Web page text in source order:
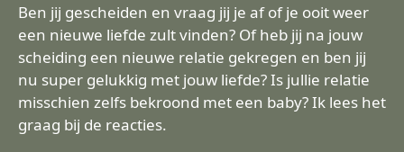
Ben jij gescheiden en vraag jij je af of je ooit weer
een nieuwe liefde zult vinden? Of heb jij na jouw
scheiding een nieuwe relatie gekregen en ben jij
nu super gelukkig met jouw liefde? Is jullie relatie
misschien zelfs bekroond met een baby? Ik lees het
graag bij de reacties.